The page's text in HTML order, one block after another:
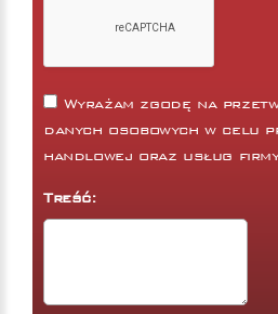
Wyrażam zgodę na
danych osobowych w celu
handlowej oraz usług
Treść: